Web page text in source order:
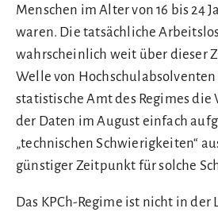
Menschen im Alter von 16 bis 24
waren. Die tatsächliche
wahrscheinlich weit über dieser
Welle von
statistische Amt des Regimes
der Daten im August einfach
„technischen Schwierigkeiten“
günstiger Zeitpunkt für solche
Das KPCh-Regime ist nicht in der